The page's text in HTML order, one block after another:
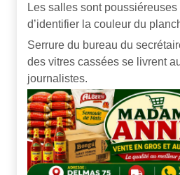
Les salles sont
d’identifier la couleur du
Serrure du bureau du
des vitres cassées se livrent
journalistes.